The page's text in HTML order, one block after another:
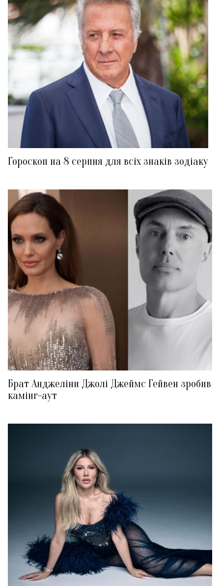
Гороскоп на 8 серпня для всіх знаків зодіаку
Брат Анджеліни Джолі Джеймс Гейвен зробив
камінг-аут